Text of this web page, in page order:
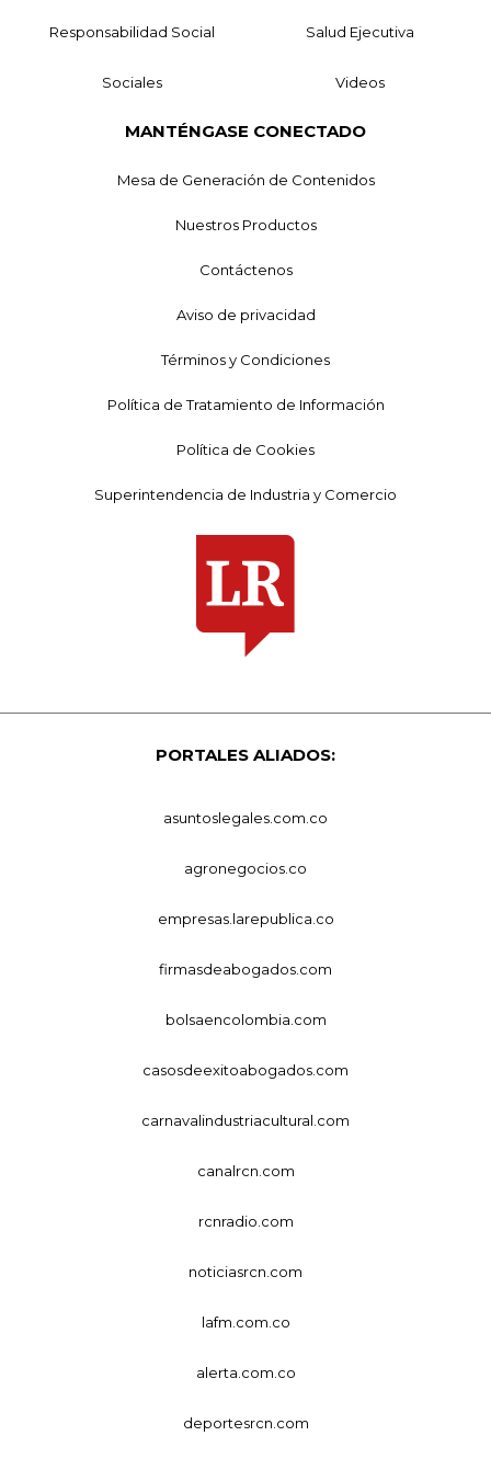
Responsabilidad Social Salud Ejecutiva
Sociales Videos
MANTÉNGASE CONECTADO
Mesa de Generación de Contenidos
Nuestros Productos
Contáctenos
Aviso de privacidad
Términos y Condiciones
Política de Tratamiento de Información
Política de Cookies
Superintendencia de Industria y Comercio
PORTALES ALIADOS:
asuntoslegales.com.co
agronegocios.co
empresas.larepublica.co
firmasdeabogados.com
bolsaencolombia.com
casosdeexitoabogados.com
carnavalindustriacultural.com
canalrcn.com
rcnradio.com
noticiasrcn.com
lafm.com.co
alerta.com.co
deportesrcn.com